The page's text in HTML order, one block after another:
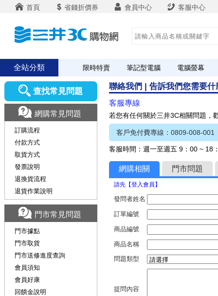
首頁 省錢折價券 會員中心 客服中心
全站分類 限時特賣 筆記型電腦 電腦螢幕
聯絡我們 | 告訴我們您需要什
客服專線
若您有任何關於三井3C相關問題，
客戶免付費專線：0809-008-001
客服時間：週一至週五 9：00 ~ 18
網購相關 門市問題
請先【登入會員】
發問者姓名
訂單編號
商品編號
商品名稱
問題類型
提問內容
查找常見問題
網購常見問題
訂購流程
付款方式
取貨方式
發票說明
退換貨流程
退貨作業說明
門市常見問題
門市據點
門市取貨
門市送修進度查詢
會員須知
會員好康
回饋金說明